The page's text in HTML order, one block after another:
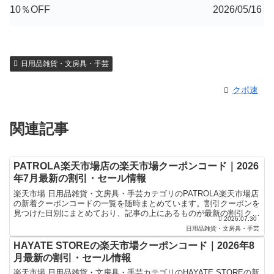
10％OFF 2026/05/16
日用品雑貨・文房具・手芸
クポ速
関連記事
PATROLA楽天市場店の楽天市場クーポンコード｜2026
年7月最新の割引・セール情報
楽天市場 日用品雑貨・文房具・手芸カテゴリのPATROLA楽天市場店
の新着クーポンコードの一覧を随時まとめています。割引クーポンを
見つけた日別にまとめており、記事の上にあるものが最新の割引クー
2026.07.30
日用品雑貨・文房具・手芸
HAYATE STOREの楽天市場クーポンコード｜2026年8
月最新の割引・セール情報